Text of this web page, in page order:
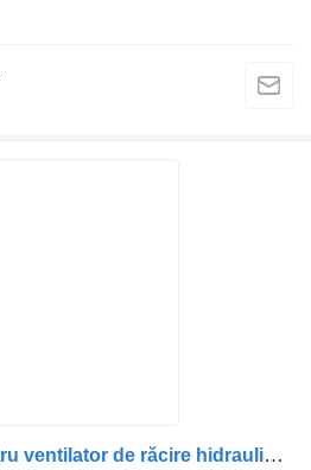
Pompa hidraulică pentru ventilator de răcire hidraulična pumpa za Scania – Coduri 1930955, 2202323, 1793202 kamiona